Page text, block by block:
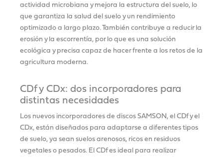
actividad microbiana y mejora la estructura del suelo, lo
que garantiza la salud del suelo y un rendimiento
optimizado a largo plazo. También contribuye a reducir la
erosión y la escorrentía, por lo que es una solución
ecológica y precisa capaz de hacer frente a los retos de la
agricultura moderna.
CDf y CDx: dos incorporadores para
distintas necesidades
Los nuevos incorporadores de discos SAMSON, el CDf y el
CDx, están diseñados para adaptarse a diferentes tipos
de suelo, ya sean suelos arenosos, ricos en residuos
vegetales o pesados. El CDf es ideal para realizar